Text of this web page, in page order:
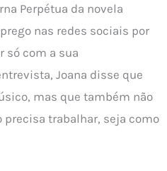
Perpétua da novela
nas redes sociais por
só com a sua
Joana disse que
mas que também não
trabalhar, seja como